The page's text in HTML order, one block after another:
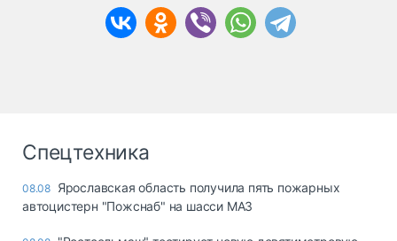
Спецтехника
08.08 Ярославская область получила пять пожарных
автоцистерн "Пожснаб" на шасси МАЗ